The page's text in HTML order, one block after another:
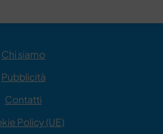
Chi siamo
Pubblicità
Contatti
Policy (UE)